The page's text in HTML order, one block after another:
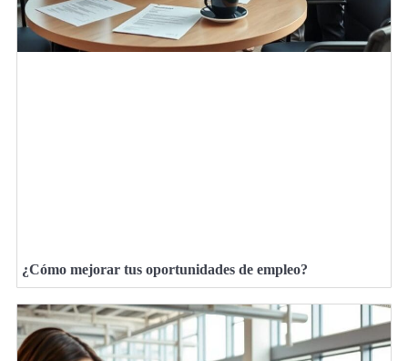
¿Cómo mejorar tus oportunidades de empleo?